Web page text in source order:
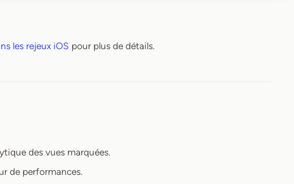
les rejeux iOS pour plus de détails.
des vues marquées.
de performances.